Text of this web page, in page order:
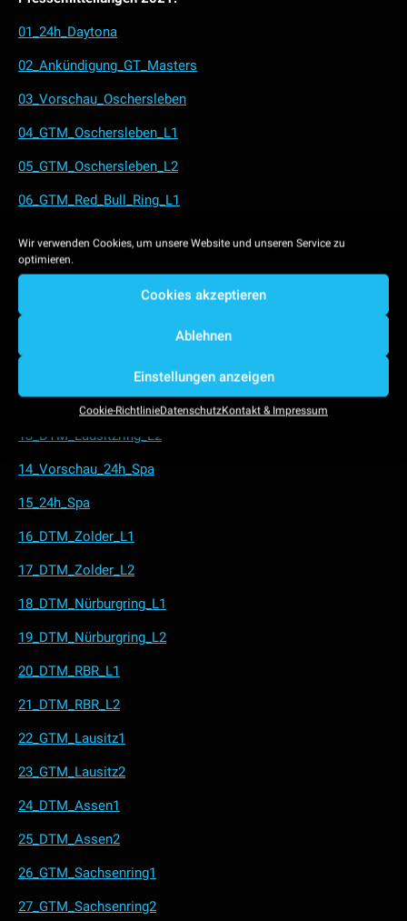
Wir verwenden Cookies, um unsere Website und unseren Service zu
optimieren.
Cookies akzeptieren
Ablehnen
Einstellungen anzeigen
Cookie-RichtlinieDatenschutzKontakt & Impressum
01_24h_Daytona
02_Ankündigung_GT_Masters
03_Vorschau_Oschersleben
04_GTM_Oschersleben_L1
05_GTM_Oschersleben_L2
06_GTM_Red_Bull_Ring_L1
08_DTM_Monza_L1
11_GTM_Zandvoort_L2
12_DTM_Lausitzring_L1
13_DTM_Lausitzring_L2
14_Vorschau_24h_Spa
15_24h_Spa
16_DTM_Zolder_L1
17_DTM_Zolder_L2
18_DTM_Nürburgring_L1
19_DTM_Nürburgring_L2
20_DTM_RBR_L1
21_DTM_RBR_L2
22_GTM_Lausitz1
23_GTM_Lausitz2
24_DTM_Assen1
25_DTM_Assen2
26_GTM_Sachsenring1
27_GTM_Sachsenring2